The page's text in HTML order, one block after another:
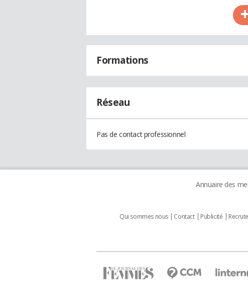
Formations
Réseau
Pas de contact professionnel
Annuaire des
Qui sommes nous Contact Publicité